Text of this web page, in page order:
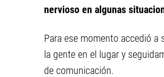
nervioso en algunas
Para ese momento accedió
la gente en el lugar y
de comunicación.